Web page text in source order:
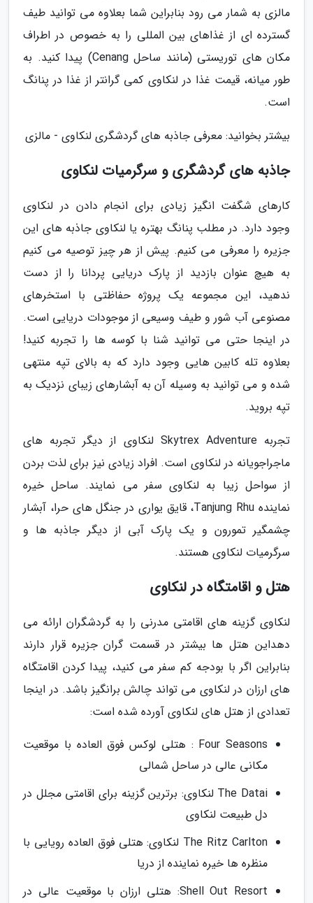
مالزی به شمار می رود بنابراین شما بعلاوه می توانید طیف
گسترده ای از غذاهای بین المللی را به خصوص در اطراف
مکان های توریستی (مانند ساحل Cenang) پیدا کنید. به
طور میانه، قیمت غذا در لنکاوی کمی گرانتر از غذا در پنانگ
است.
بیشتر بخوانید: معرفی جاذبه های گردشگری لنکاوی - مالزی
جاذبه های گردشگری و سرگرمیات لنکاوی
کارهای شگفت انگیز زیادی برای انجام دادن در لنکاوی
وجود دارد. در مطلب پنانگ بهتره یا لنکاوی جاذبه های این
جزیره را معرفی می کنیم. پیش از هر چیز توصیه می کنیم
به هیچ عنوان بازدید از پارک دریایی پردانا را از دست
ندهید، این مجموعه یک پروژه حفاظتی با استخرهای
مصنوعی آب شور و طیف وسیعی از موجودات دریایی است.
در اینجا حتی می توانید شنا با کوسه ها را تجربه کنید!
بعلاوه تله کابین هایی وجود دارد که به بالای تپه منتهی
شده و می توانید به وسیله آن به آبشارهای زیبای نزدیک به
تپه بروید.
تجربه Skytrex Adventure لنکاوی از دیگر تجربه های
ماجراجویانه در لنکاوی است. افراد زیادی نیز برای لذت بردن
از سواحل زیبا به لنکاوی سفر می نمایند. ساحل خیره
نماینده Tanjung Rhu، قایق یواری در جنگل های حرا، آبشار
چشمگیر تمورون و یک پارک آبی از دیگر جاذبه ها و
سرگرمیات لنکاوی هستند.
هتل و اقامتگاه در لنکاوی
لنکاوی گزینه های اقامتی مدرنی را به گردشگران ارائه می
دهداین هتل ها بیشتر در قسمت گران جزیره قرار دارند
بنابراین اگر با بودجه کم سفر می کنید، پیدا کردن اقامتگاه
های ارزان در لنکاوی می تواند چالش برانگیز باشد. در اینجا
تعدادی از هتل های لنکاوی آورده شده است:
Four Seasons : هتلی لوکس فوق العاده با موقعیت
مکانی عالی در ساحل شمالی
The Datai لنکاوی: برترین گزینه برای اقامتی مجلل در
دل طبیعت لنکاوی
The Ritz Carlton لنکاوی: هتلی فوق العاده رویایی با
منظره ها خیره نماینده از دریا
Shell Out Resort: هتلی ارزان با موقعیت عالی در